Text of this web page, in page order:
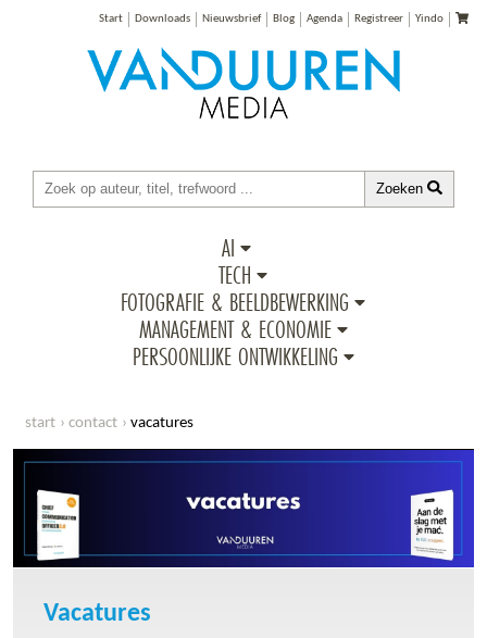
Start Downloads Nieuwsbrief Blog Agenda Registreer Yindo
Zoeken
AI
TECH
FOTOGRAFIE & BEELDBEWERKING
MANAGEMENT & ECONOMIE
PERSOONLIJKE ONTWIKKELING
start contact vacatures
Vacatures